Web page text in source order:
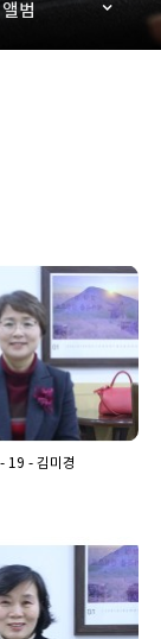
범
19 - 김미경